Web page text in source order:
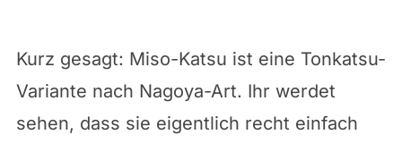
Kurz gesagt: Miso-Katsu ist eine Tonkatsu-
Variante nach Nagoya-Art. Ihr werdet
sehen, dass sie eigentlich recht einfach